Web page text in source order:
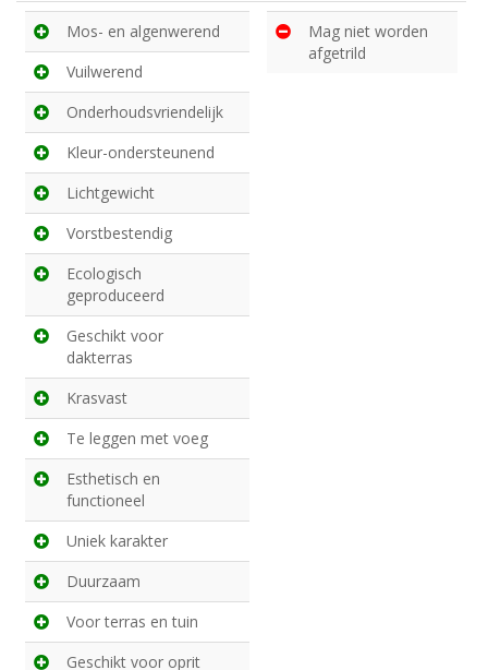
Mos- en algenwerend
Vuilwerend
Onderhoudsvriendelijk
Kleur-ondersteunend
Lichtgewicht
Vorstbestendig
Ecologisch
geproduceerd
Geschikt voor
dakterras
Krasvast
Te leggen met voeg
Esthetisch en
functioneel
Uniek karakter
Duurzaam
Voor terras en tuin
Geschikt voor oprit
Mag niet worden
afgetrild